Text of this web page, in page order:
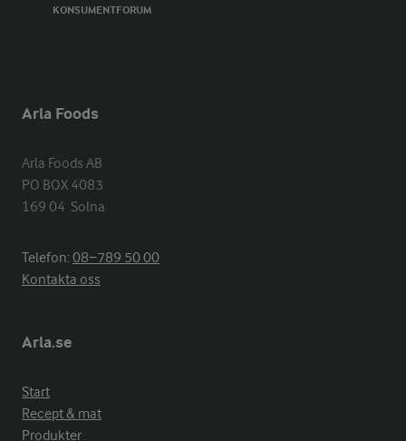
KONSUMENTFORUM
Arla Foods
Arla Foods AB
PO BOX 4083
169 04  Solna
Telefon:08−789 50 00
Kontakta oss
Arla.se
Start
Recept & mat
Produkter